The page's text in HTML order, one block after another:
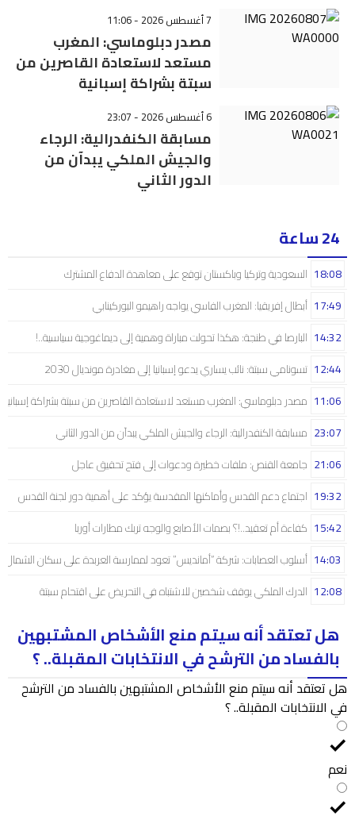
7 أغسطس 2026 - 11:06
مصدر دبلوماسي: المغرب
مستعد لاستعادة القاصرين من
سبتة بشراكة إسبانية
6 أغسطس 2026 - 23:07
مسابقة الكنفدرالية: الرجاء
والجيش الملكي يبدآن من
الدور الثاني
24 ساعة
السعودية وتركيا وباكستان توقع على معاهدة الدفاع المشترك 18:08
أبطال إفريقيا: المغرب الفاسي يواجه راهيمو البوركينابي 17:49
البارصا في طنجة: هكذا تحولت مباراة وهمية إلى ديماغوجية سياسية..! 14:32
تسونامي سبتة: نائب يساري يدعو إسبانيا إلى مغادرة مونديال 2030 12:44
مصدر دبلوماسي: المغرب مستعد لاستعادة القاصرين من سبتة بشراكة إسبانية 11:06
مسابقة الكنفدرالية: الرجاء والجيش الملكي يبدآن من الدور الثاني 23:07
جامعة القنص: ملفات خطيرة ودعوات إلى فتح تحقيق عاجل 21:06
اجتماع دعم القدس وأماكنها المقدسة يؤكد على أهمية دور لجنة القدس 19:32
كفاءة أم تعقيد..!؟ بصمات الأصابع والوجه تربك مطارات أوربا 15:42
أسلوب العصابات: شركة “أمانديس” تعود لممارسة العربدة على سكان 14:03
الدرك الملكي يوقف شخصين للاشتباه في التحريض على اقتحام سبتة 12:08
هل تعتقد أنه سيتم منع الأشخاص المشتبهين
بالفساد من الترشح في الانتخابات المقبلة.. ؟
هل تعتقد أنه سيتم منع الأشخاص المشتبهين بالفساد من الترشح
في الانتخابات المقبلة.. ؟
نعم